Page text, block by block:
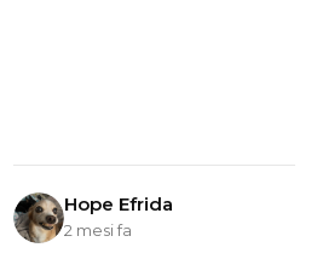
Hope Efrida
2 mesi fa